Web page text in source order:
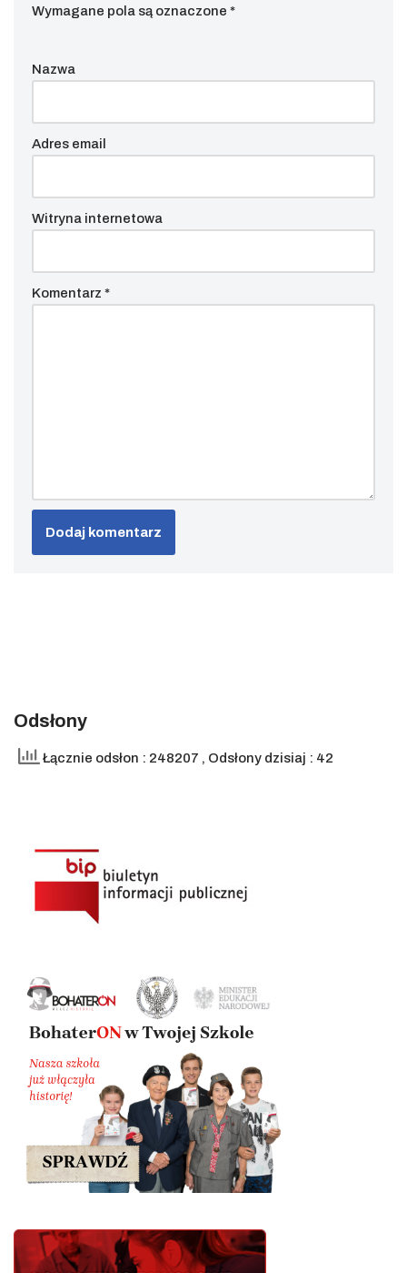
Wymagane pola są oznaczone *
Nazwa
Adres email
Witryna internetowa
Komentarz *
Odsłony
Łącznie odsłon : 248207 , Odsłony dzisiaj : 42